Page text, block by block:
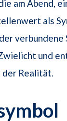
am Abend,
als
verbundene
und
der Realität.